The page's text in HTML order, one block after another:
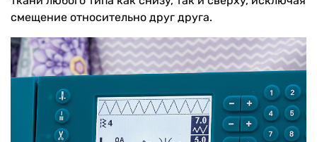
смещение относительно друг друга.